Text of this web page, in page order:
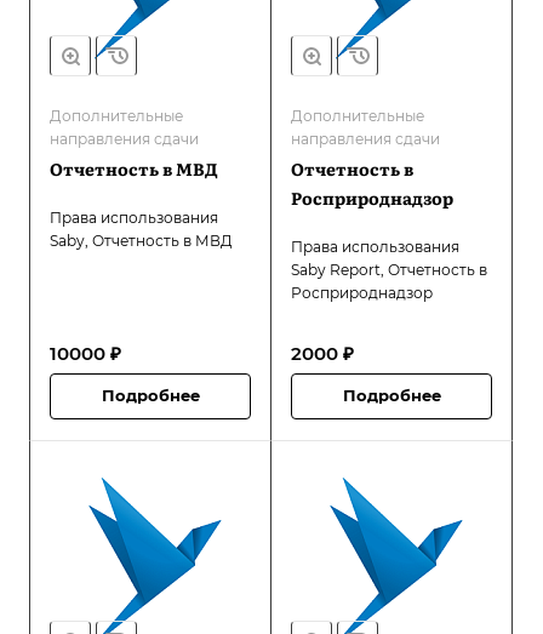
Дополнительные
направления сдачи
Отчетность в МВД
Права использования
Saby, Отчетность в МВД
10000 ₽
Подробнее
Дополнительные
направления сдачи
Отчетность в
Росприроднадзор
Права использования
Saby Report, Отчетность в
Росприроднадзор
2000 ₽
Подробнее